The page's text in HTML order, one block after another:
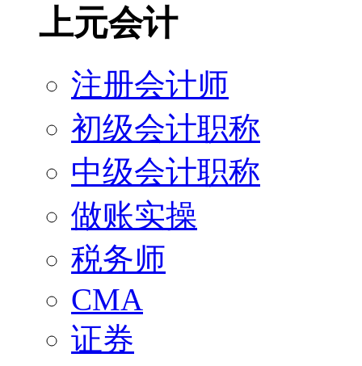
上元会计
注册会计师
初级会计职称
中级会计职称
做账实操
税务师
CMA
证券